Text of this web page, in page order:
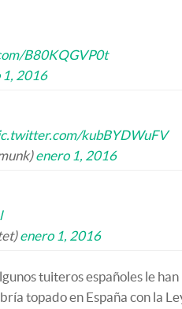
B80KQGVP0t
1, 2016
kubBYDWuFV
enero 1, 2016
enero 1, 2016
tuiteros españoles le
topado en España con la